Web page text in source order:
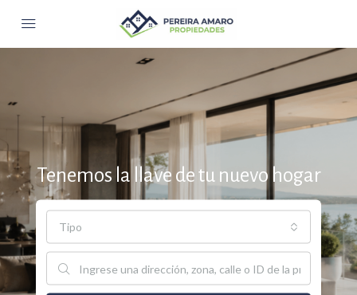
Tenemos la llave de tu nuevo hogar
Tipo